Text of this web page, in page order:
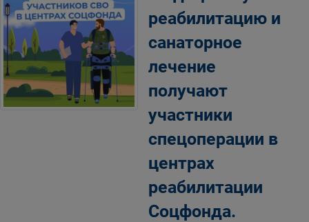
реабилитацию и
санаторное
лечение
получают
участники
спецоперации в
центрах
реабилитации
Соцфонда.